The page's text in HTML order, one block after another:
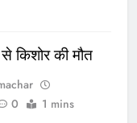
किशोर की मौत
0 1 mins